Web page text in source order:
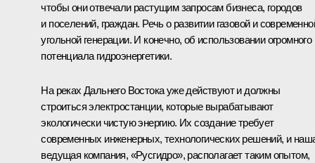
чтобы они отвечали растущим запросам бизнеса, городов
и поселений, граждан. Речь о развитии газовой и
угольной генерации. И конечно, об использовании огромного
потенциала гидроэнергетики.
На реках Дальнего Востока уже действуют и должны
строиться электростанции, которые вырабатывают
экологически чистую энергию. Их создание требует
современных инженерных, технологических решений, и
ведущая компания, «Русгидро», располагает таким опытом,